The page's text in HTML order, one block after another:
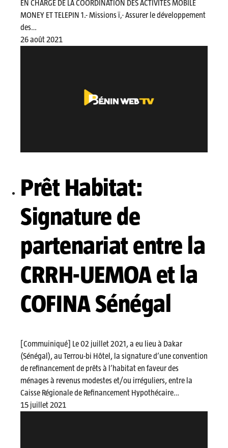
EN CHARGE DE LA COORDINATION DES ACTIVITES MOBILE
MONEY ET TELEPIN 1.- Missions ï‚· Assurer le développement
des…
26 août 2021
Prêt Habitat:
Signature de
partenariat entre la
CRRH-UEMOA et la
COFINA Sénégal
[Commuiniqué] Le 02 juillet 2021, a eu lieu à Dakar
(Sénégal), au Terrou-bi Hôtel, la signature d’une convention
de refinancement de prêts à l’habitat en faveur des
ménages à revenus modestes et/ou irréguliers, entre la
Caisse Régionale de Refinancement Hypothécaire…
15 juillet 2021